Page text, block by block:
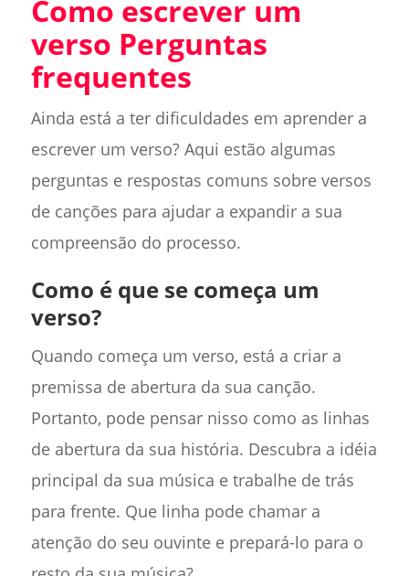
Como escrever um
verso Perguntas
frequentes
Ainda está a ter dificuldades em aprender a
escrever um verso? Aqui estão algumas
perguntas e respostas comuns sobre versos
de canções para ajudar a expandir a sua
compreensão do processo.
Como é que se começa um
verso?
Quando começa um verso, está a criar a
premissa de abertura da sua canção.
Portanto, pode pensar nisso como as linhas
de abertura da sua história. Descubra a idéia
principal da sua música e trabalhe de trás
para frente. Que linha pode chamar a
atenção do seu ouvinte e prepará-lo para o